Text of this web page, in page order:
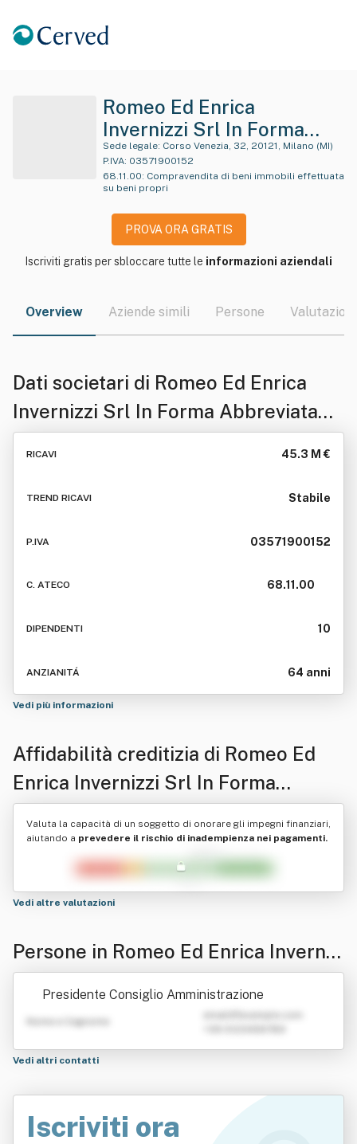
Romeo Ed Enrica
Invernizzi Srl In Forma
Abbreviata Rei Srl
Sede legale: Corso Venezia, 32, 20121, Milano (MI)
P.IVA: 03571900152
68.11.00: Compravendita di beni immobili effettuata
su beni propri
PROVA ORA GRATIS
Iscriviti gratis per sbloccare tutte le informazioni aziendali
Overview Aziende simili Persone Valutazioni
Dati societari di Romeo Ed Enrica
Invernizzi Srl In Forma Abbreviata
Rei Srl
RICAVI 45.3 M €
TREND RICAVI Stabile
P.IVA 03571900152
C. ATECO 68.11.00
DIPENDENTI 10
ANZIANITÁ 64 anni
Vedi più informazioni
Affidabilità creditizia di Romeo Ed
Enrica Invernizzi Srl In Forma
Abbreviata Rei Srl
Valuta la capacità di un soggetto di onorare gli impegni finanziari,
aiutando a prevedere il rischio di inadempienza nei pagamenti.
Vedi altre valutazioni
Persone in Romeo Ed Enrica Inverniz
zi Srl In Forma Abbreviata Rei Srl
Presidente Consiglio Amministrazione
Nome e Cognome
Vedi altri contatti
Iscriviti ora